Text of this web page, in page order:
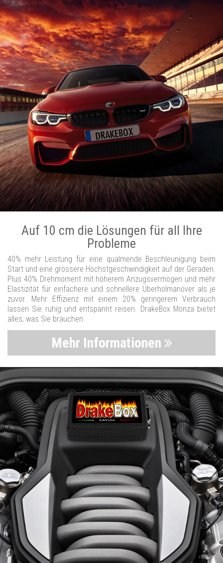
Auf 10 cm die Lösungen für all Ihre
Probleme
40% mehr Leistung für eine qualmende Beschleunigung beim
Start und eine grössere Höchstgeschwindigkeit auf der Geraden.
Plus 40% Drehmoment mit höherem Anzugsvermögen und mehr
Elastizität für einfachere und schnellere Überholmanöver als je
zuvor. Mehr Effizienz mit einem 20% geringerem Verbrauch
lassen Sie ruhig und entspannt reisen. DrakeBox Monza bietet
alles, was Sie brauchen.
Mehr Informationen